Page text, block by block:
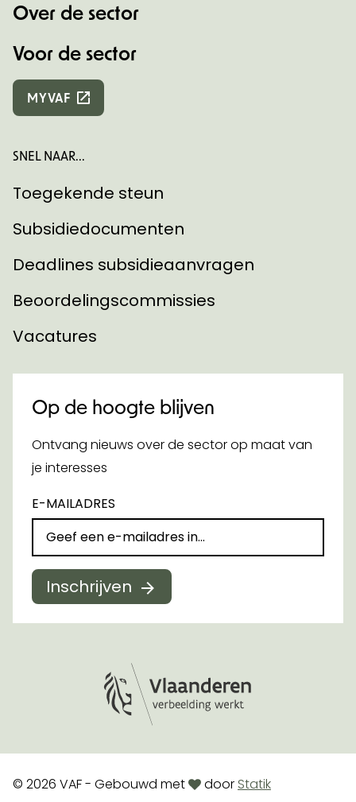
Over de sector
Voor de sector
MYVAF
SNEL NAAR...
Toegekende steun
Subsidiedocumenten
Deadlines subsidieaanvragen
Beoordelingscommissies
Vacatures
Op de hoogte blijven
Ontvang nieuws over de sector op maat van
je interesses
E-MAILADRES
Inschrijven
© 2026 VAF - Gebouwd metlovedoor Statik